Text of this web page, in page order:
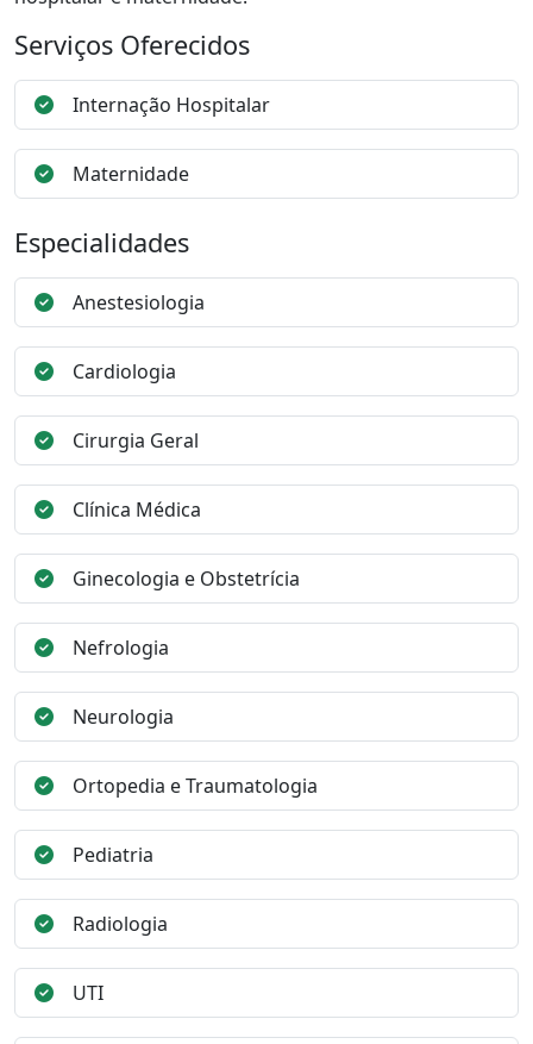
Serviços Oferecidos
Internação Hospitalar
Maternidade
Especialidades
Anestesiologia
Cardiologia
Cirurgia Geral
Clínica Médica
Ginecologia e Obstetrícia
Nefrologia
Neurologia
Ortopedia e Traumatologia
Pediatria
Radiologia
UTI